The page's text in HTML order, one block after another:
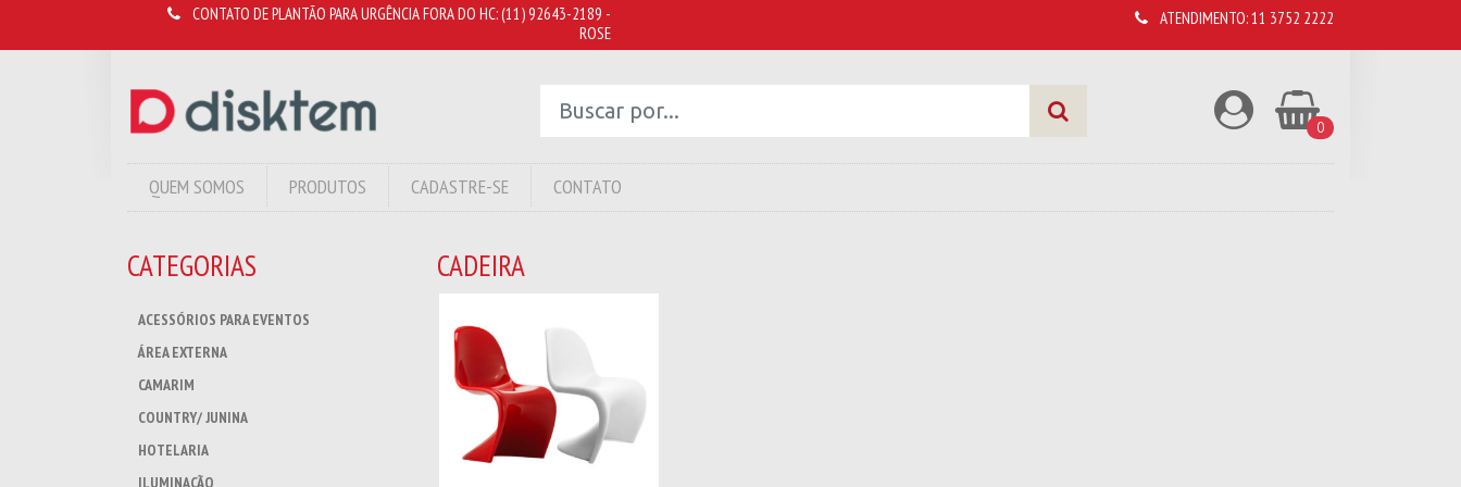
CONTATO DE PLANTÃO PARA URGÊNCIA FORA DO HC:(11) 92643-2189 -
ROSE
ATENDIMENTO:11 3752 2222
0
QUEM SOMOS PRODUTOS CADASTRE-SE CONTATO
CATEGORIAS
ACESSÓRIOS PARA EVENTOS
ÁREA EXTERNA
CAMARIM
COUNTRY/ JUNINA
HOTELARIA
ILUMINAÇÃO
CADEIRA